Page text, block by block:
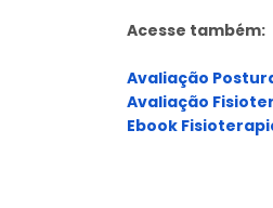
Acesse também:
Avaliação
Avaliação
Ebook